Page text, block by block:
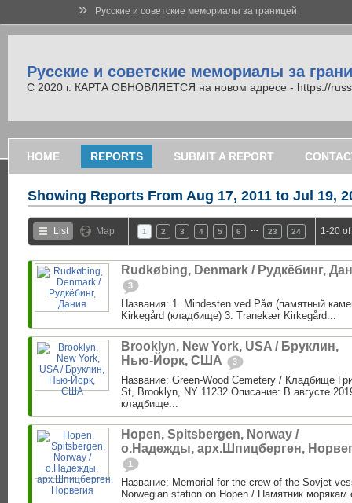
» Русские и советские мемориалы за границей
Русские и советские мемориалы за
С 2020 г. КАРТА ОБНОВЛЯЕТСЯ на новом адресе - https://
HOME REPORTS SUBMIT A REPORT
Showing Reports From Aug 17, 2011 to Jul 19,
List Map 1 2 3 4 5 6 23 24 1-20
Rudkøbing, Denmark / Рудкёбинг,
3
Названия: 1. Mindesten ved Påø (памятный
Kirkegård (кладбище) 3. Tranekær Kirkegård...
Brooklyn, New York, USA / Бруклин,
Нью-Йорк, США
3
Название: Green-Wood Cemetery / Кладбище
St, Brooklyn, NY 11232 Описание: В августе
кладбище...
Hopen, Spitsbergen, Norway /
о.Надежды, арх.Шпицберген,
1
Название: Memorial for the crew of the Sovjet
Norwegian station on Hopen / Памятник морякам